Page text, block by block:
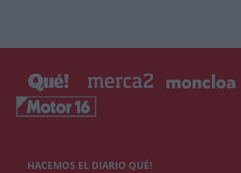
HACEMOS EL DIARIO QUÉ!